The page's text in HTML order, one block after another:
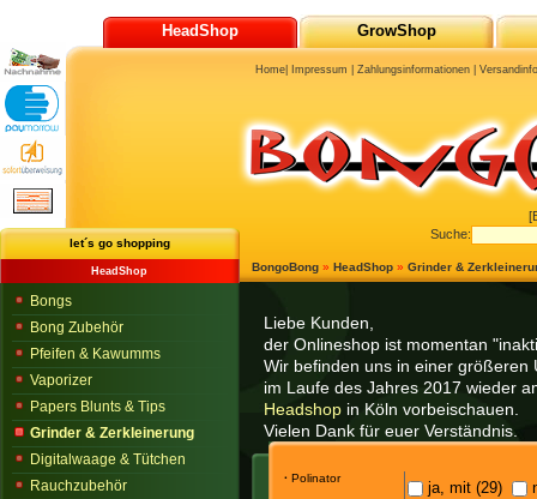
Liebe Kunden,
der Onlineshop ist momentan
Wir befinden uns in einer größeren
im Laufe des Jahres 2017 wieder
Headshop in Köln vorbeischauen.
Vielen Dank für euer Verständnis.
· Polinator
ja, mit (29)
BongoBong » HeadShop » Grinder &
let´s go shopping
HeadShop
Bongs
Bong Zubehör
Pfeifen & Kawumms
Vaporizer
Papers Blunts & Tips
Grinder & Zerkleinerung
Digitalwaage & Tütchen
Rauchzubehör
HeadShop GrowShop
Suche:
Home Impressum |Zahlungsinformationen |